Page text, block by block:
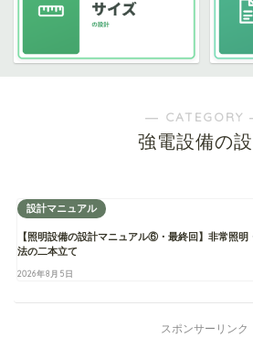
― CATEGORY
強電設備の
設計マニュアル
【照明設備の設計マニュアル⑥・最終回】非常照
法の二本立て
2026年8月5日
スポンサーリンク